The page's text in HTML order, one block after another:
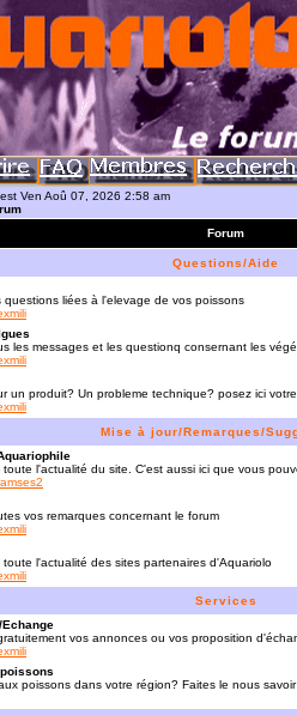
Ven Aoû 07, 2026 2:58 am
Forum
Questions/Aide
questions liées à l'elevage de vos poissons
les messages et les questionq consernant les
un produit? Un probleme technique? posez ici
Mise à jour/Remarques/
toute l'actualité du site. C'est aussi ici que vous
vos remarques concernant le forum
toute l'actualité des sites partenaires d'Aquariolo
Services
Echange
vos annonces ou vos proposition
poissons dans votre région? Faites le nous savoir